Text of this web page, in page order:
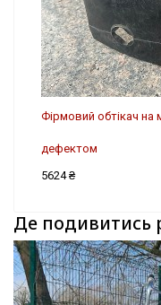
Фірмовий обтікач на
дефектом
5624 ₴
Де подивитись